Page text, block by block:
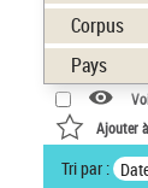
Corpus
Pays
Ajouter
Tri par :